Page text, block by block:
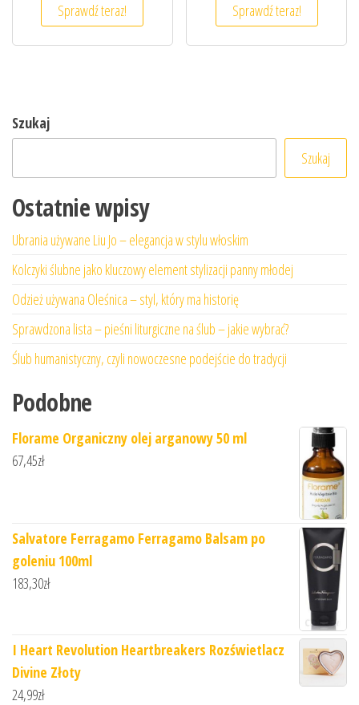
Sprawdź teraz! Sprawdź teraz!
Szukaj
Szukaj
Ostatnie wpisy
Ubrania używane Liu Jo – elegancja w stylu włoskim
Kolczyki ślubne jako kluczowy element stylizacji panny młodej
Odzież używana Oleśnica – styl, który ma historię
Sprawdzona lista – pieśni liturgiczne na ślub – jakie wybrać?
Ślub humanistyczny, czyli nowoczesne podejście do tradycji
Podobne
Florame Organiczny olej arganowy 50 ml
67,45zł
Salvatore Ferragamo Ferragamo Balsam po
goleniu 100ml
183,30zł
I Heart Revolution Heartbreakers Rozświetlacz
Divine Złoty
24,99zł